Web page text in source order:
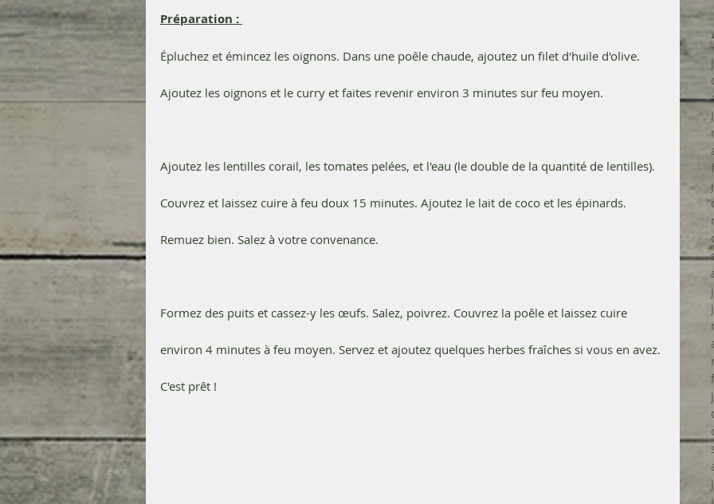
Préparation :
Épluchez et émincez les oignons. Dans une poêle chaude, ajoutez un filet d'huile d'olive.
Ajoutez les oignons et le curry et faites revenir environ 3 minutes sur feu moyen.
Ajoutez les lentilles corail, les tomates pelées, et l'eau (le double de la quantité de lentilles).
Couvrez et laissez cuire à feu doux 15 minutes. Ajoutez le lait de coco et les épinards.
Remuez bien. Salez à votre convenance.
Formez des puits et cassez-y les œufs. Salez, poivrez. Couvrez la poêle et laissez cuire
environ 4 minutes à feu moyen. Servez et ajoutez quelques herbes fraîches si vous en avez.
C'est prêt !